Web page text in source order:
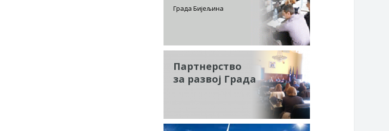
Града Бијељина
Партнерство
за развој Града